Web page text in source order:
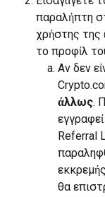
παραλήπτη
χρήστης της
το προφίλ
Αν δεν
άλλως.
Referral
θα